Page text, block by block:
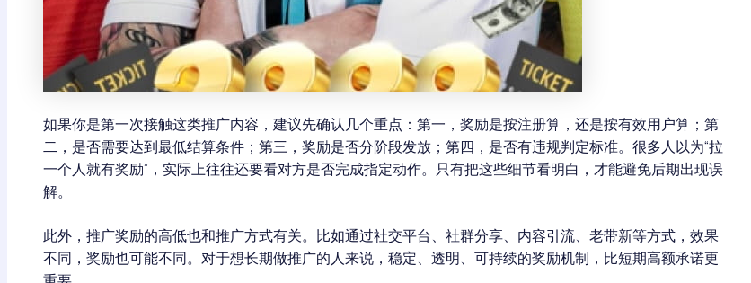
如果你是第一次接触这类推广内容，建议先确认几个重点：第一，奖励是按注册算，还是按有效用户算；第
二，是否需要达到最低结算条件；第三，奖励是否分阶段发放；第四，是否有违规判定标准。很多人以为“拉
一个人就有奖励”，实际上往往还要看对方是否完成指定动作。只有把这些细节看明白，才能避免后期出现误
解。
此外，推广奖励的高低也和推广方式有关。比如通过社交平台、社群分享、内容引流、老带新等方式，效果
不同，奖励也可能不同。对于想长期做推广的人来说，稳定、透明、可持续的奖励机制，比短期高额承诺更